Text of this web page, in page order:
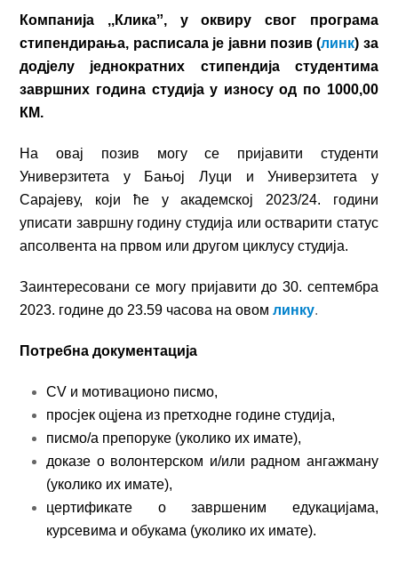
Компанија ,,Кликаˮ, у оквиру свог програма
стипендирања, расписала је јавни позив (линк) за
додјелу једнократних стипендија студентима
завршних година студија у износу од по 1000,00
КМ.
На овај позив могу се пријавити студенти
Универзитета у Бањој Луци и Универзитета у
Сарајеву, који ће у академској 2023/24. години
уписати завршну годину студија или остварити статус
апсолвента на првом или другом циклусу студија.
Заинтересовани се могу пријавити до 30. септембра
2023. године до 23.59 часова на овом линку.
Потребна документација
CV и мотивационо писмо,
просјек оцјена из претходне године студија,
писмо/а препоруке (уколико их имате),
доказе о волонтерском и/или радном ангажману
(уколико их имате),
цертификате о завршеним едукацијама,
курсевима и обукама (уколико их имате).